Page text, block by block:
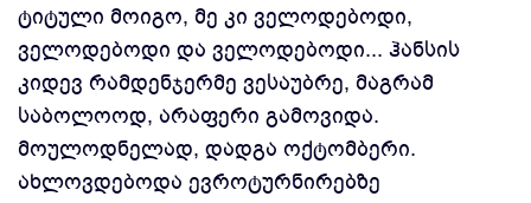
ტიტული მოიგო, მე კი ველოდებოდი,
ველოდებოდი და ველოდებოდი... ჰანსის
კიდევ რამდენჯერმე ვესაუბრე, მაგრამ
საბოლოოდ, არაფერი გამოვიდა.
მოულოდნელად, დადგა ოქტომბერი.
ახლოვდებოდა ევროტურნირებზე